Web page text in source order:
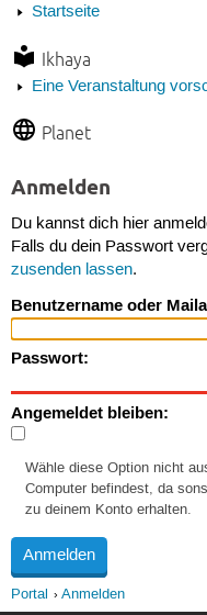
Startseite
Ikhaya
Eine Veranstaltung
Planet
Anmelden
Du kannst dich hier
Falls du dein Passwort
zusenden lassen.
Benutzername oder
Passwort:
Angemeldet bleiben:
Wähle diese Option nicht
Computer befindest, da
zu deinem Konto erhalten.
Portal Anmelden